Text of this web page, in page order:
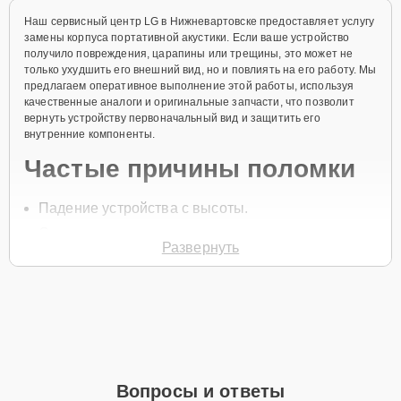
Наш сервисный центр LG в Нижневартовске предоставляет услугу
замены корпуса портативной акустики. Если ваше устройство
получило повреждения, царапины или трещины, это может не
только ухудшить его внешний вид, но и повлиять на его работу. Мы
предлагаем оперативное выполнение этой работы, используя
качественные аналоги и оригинальные запчасти, что позволит
вернуть устройству первоначальный вид и защитить его
внутренние компоненты.
Частые причины поломки
Падение устройства с высоты.
Воздействие влаги или пыли.
службы заботы о клиентах перезвонит в течение минуты для
Развернуть
Вопросы и ответы